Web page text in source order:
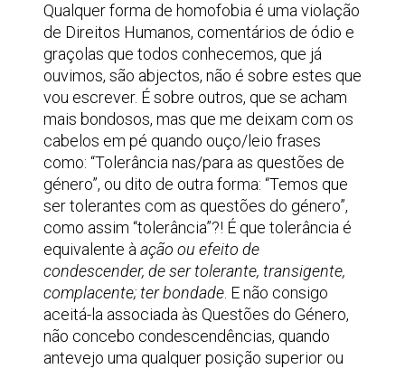
Qualquer forma de homofobia é uma violação
de Direitos Humanos, comentários de ódio e
graçolas que todos conhecemos, que já
ouvimos, são abjectos, não é sobre estes que
vou escrever. É sobre outros, que se acham
mais bondosos, mas que me deixam com os
cabelos em pé quando ouço/leio frases
como: “Tolerância nas/para as questões de
género”, ou dito de outra forma: “Temos que
ser tolerantes com as questões do género”,
como assim “tolerância”?! É que tolerância é
equivalente à ação ou efeito de
condescender, de ser tolerante, transigente,
complacente; ter bondade . E não consigo
aceitá-la associada às Questões do Género,
não concebo condescendências, quando
antevejo uma qualquer posição superior ou